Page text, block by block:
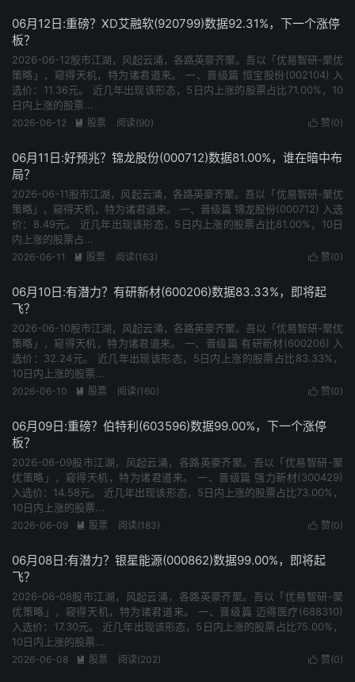
06月12日:重磅？XD艾融软(920799)数据92.31%，下一个涨停
板？
2026-06-12股市江湖，风起云涌，各路英豪齐聚。吾以「优易智研-聚优
策略」，窥得天机，特为诸君道来。 一、晋级篇 恒宝股份(002104) 入
选价：11.36元。 近几年出现该形态，5日内上涨的股票占比71.00%，10
日内上涨的股票...
 赞(0)
2026-06-12  股票 阅读(90)
06月11日:好预兆？锦龙股份(000712)数据81.00%，谁在暗中布
局？
2026-06-11股市江湖，风起云涌，各路英豪齐聚。吾以「优易智研-聚优
策略」，窥得天机，特为诸君道来。 一、晋级篇 锦龙股份(000712) 入选
价：8.49元。 近几年出现该形态，5日内上涨的股票占比81.00%，10日
内上涨的股票占...
 赞(0)
2026-06-11  股票 阅读(163)
06月10日:有潜力？有研新材(600206)数据83.33%，即将起
飞？
2026-06-10股市江湖，风起云涌，各路英豪齐聚。吾以「优易智研-聚优
策略」，窥得天机，特为诸君道来。 一、晋级篇 有研新材(600206) 入
选价：32.24元。 近几年出现该形态，5日内上涨的股票占比83.33%，
10日内上涨的股票...
 赞(0)
2026-06-10  股票 阅读(160)
06月09日:重磅？伯特利(603596)数据99.00%，下一个涨停
板？
2026-06-09股市江湖，风起云涌，各路英豪齐聚。吾以「优易智研-聚
优策略」，窥得天机，特为诸君道来。 一、晋级篇 强力新材(300429)
入选价：14.58元。 近几年出现该形态，5日内上涨的股票占比73.00%，
10日内上涨的股票...
 赞(0)
2026-06-09  股票 阅读(183)
06月08日:有潜力？银星能源(000862)数据99.00%，即将起
飞？
2026-06-08股市江湖，风起云涌，各路英豪齐聚。吾以「优易智研-聚
优策略」，窥得天机，特为诸君道来。 一、晋级篇 迈得医疗(688310)
入选价：17.30元。 近几年出现该形态，5日内上涨的股票占比75.00%，
10日内上涨的股票...
 赞(0)
2026-06-08  股票 阅读(202)